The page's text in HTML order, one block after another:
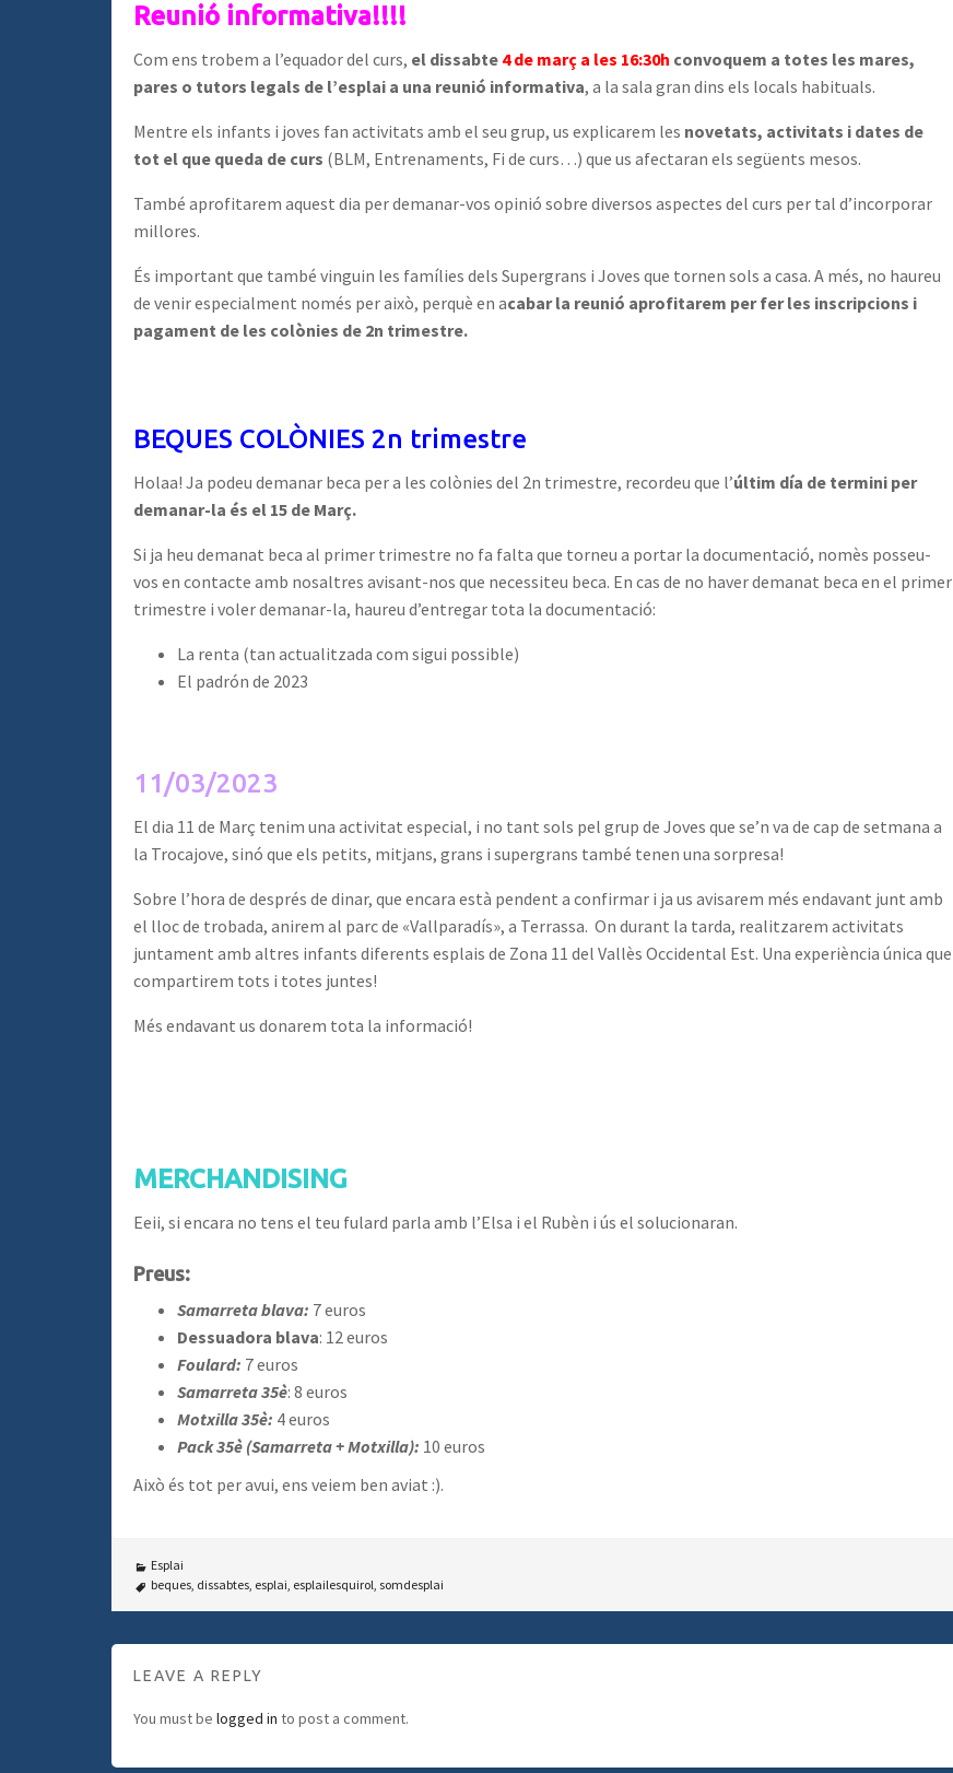
Reunió informativa!!!!
Com ens trobem a l’equador del curs, el dissabte 4 de març a les 16:30h convoquem a totes les mares,
pares o tutors legals de l’esplai a una reunió informativa, a la sala gran dins els locals habituals.
Mentre els infants i joves fan activitats amb el seu grup, us explicarem les novetats, activitats i dates de
tot el que queda de curs (BLM, Entrenaments, Fi de curs…) que us afectaran els següents mesos.
També aprofitarem aquest dia per demanar-vos opinió sobre diversos aspectes del curs per tal d’incorporar
millores.
És important que també vinguin les famílies dels Supergrans i Joves que tornen sols a casa. A més, no haureu
de venir especialment només per això, perquè en acabar la reunió aprofitarem per fer les inscripcions i
pagament de les colònies de 2n trimestre.
BEQUES COLÒNIES 2n trimestre
Holaa! Ja podeu demanar beca per a les colònies del 2n trimestre, recordeu que l’últim día de termini per
demanar-la és el 15 de Març.
Si ja heu demanat beca al primer trimestre no fa falta que torneu a portar la documentació, nomès posseu-
vos en contacte amb nosaltres avisant-nos que necessiteu beca. En cas de no haver demanat beca en el primer
trimestre i voler demanar-la, haureu d’entregar tota la documentació:
La renta (tan actualitzada com sigui possible)
El padrón de 2023
11/03/2023
El dia 11 de Març tenim una activitat especial, i no tant sols pel grup de Joves que se’n va de cap de setmana a
la Trocajove, sinó que els petits, mitjans, grans i supergrans també tenen una sorpresa!
Sobre l’hora de després de dinar, que encara està pendent a confirmar i ja us avisarem més endavant junt amb
el lloc de trobada, anirem al parc de «Vallparadís», a Terrassa. On durant la tarda, realitzarem activitats
juntament amb altres infants diferents esplais de Zona 11 del Vallès Occidental Est. Una experiència única que
compartirem tots i totes juntes!
Més endavant us donarem tota la informació!
MERCHANDISING
Eeii, si encara no tens el teu fulard parla amb l’Elsa i el Rubèn i ús el solucionaran.
Preus:
Samarreta blava: 7 euros
Dessuadora blava: 12 euros
Foulard: 7 euros
Samarreta 35è: 8 euros
Motxilla 35è: 4 euros
Pack 35è (Samarreta + Motxilla): 10 euros
Això és tot per avui, ens veiem ben aviat :).
Esplai
beques dissabtes esplai esplailesquirol somdesplai
LEAVE A REPLY
You must be logged in to post a comment.